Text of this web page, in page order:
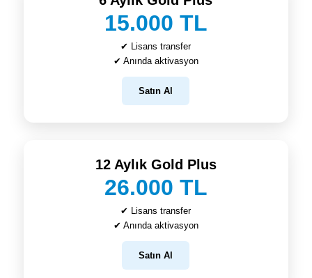
15.000 TL
✔ Lisans transfer
✔ Anında aktivasyon
Satın Al
12 Aylık Gold Plus
26.000 TL
✔ Lisans transfer
✔ Anında aktivasyon
Satın Al